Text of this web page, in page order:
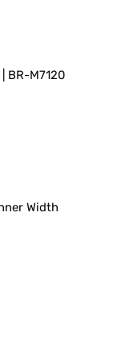
BR-M7120
Width